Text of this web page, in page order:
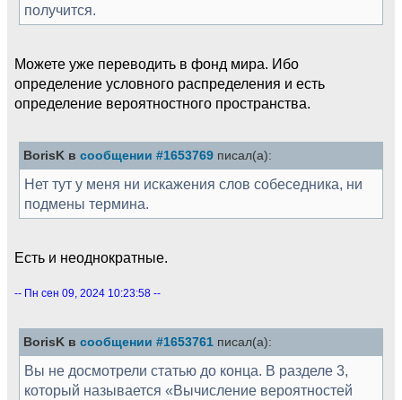
получится.
Можете уже переводить в фонд мира. Ибо
определение условного распределения и есть
определение вероятностного пространства.
BorisK в сообщении #1653769 писал(а):
Нет тут у меня ни искажения слов собеседника, ни
подмены термина.
Есть и неоднократные.
-- Пн сен 09, 2024 10:23:58 --
BorisK в сообщении #1653761 писал(а):
Вы не досмотрели статью до конца. В разделе 3,
который называется «Вычисление вероятностей